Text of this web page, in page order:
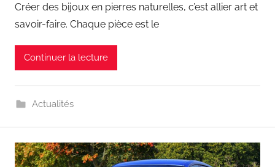
Créer des bijoux en pierres naturelles, c’est allier art et
savoir-faire. Chaque pièce est le
Continuer la lecture
Actualités